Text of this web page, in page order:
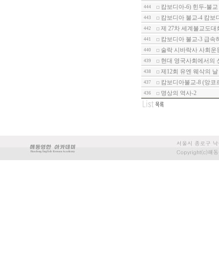
444 캄보디아-6) 힌두-불
443 캄보디아 불교-4 캄보
442 제 27차 세계불교도대
441 캄보디아 불교-3 급속
440 술락 시바락사 사회
439 현대 영국사회에서의
438 제12회 유엔 웨삭의
437 캄보디아불교-8 (앙
436 명상의 역사-2